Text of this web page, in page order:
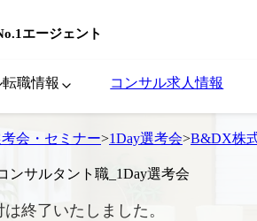
エージェント
職情報 コンサル求人情報
会・セミナー>1Day選考会>B&DX株
ンサルタント職_1Day選考会
終了いたしました。